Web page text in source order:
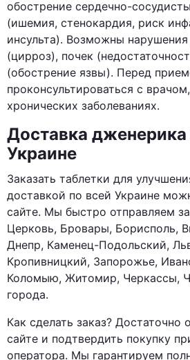
обострение сердечно-
(ишемия, стенокардия, риск
инсульта). Возможны
(цирроз), почек
(обострение язвы). Перед
проконсультироваться с
хронических заболеваниях.
Доставка дженерика
Украине
Заказать таблетки для
доставкой по всей Украине
сайте. Мы быстро отправляем
Церковь, Бровары, Борисполь,
Днепр, Каменец-Подольский,
Кропивницкий, Запорожье,
Коломыю, Житомир, Черкассы,
города.
Как сделать заказ? Достаточно
сайте и подтвердить покупку
оператора. Мы гарантируем